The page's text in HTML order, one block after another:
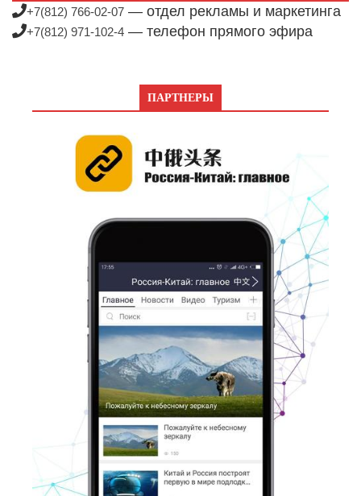
+7(812) 766-02-07 — отдел рекламы и маркетинга
+7(812) 971-102-4 — телефон прямого эфира
ПАРТНЕРЫ